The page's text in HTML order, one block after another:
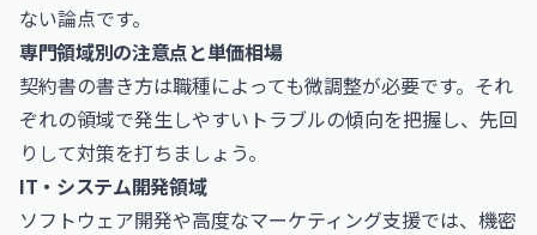
ない論点です。
専門領域別の注意点と単価相場
契約書の書き方は職種によっても微調整が必要です。それ
ぞれの領域で発生しやすいトラブルの傾向を把握し、先回
りして対策を打ちましょう。
IT・システム開発領域
ソフトウェア開発や高度なマーケティング支援では、機密